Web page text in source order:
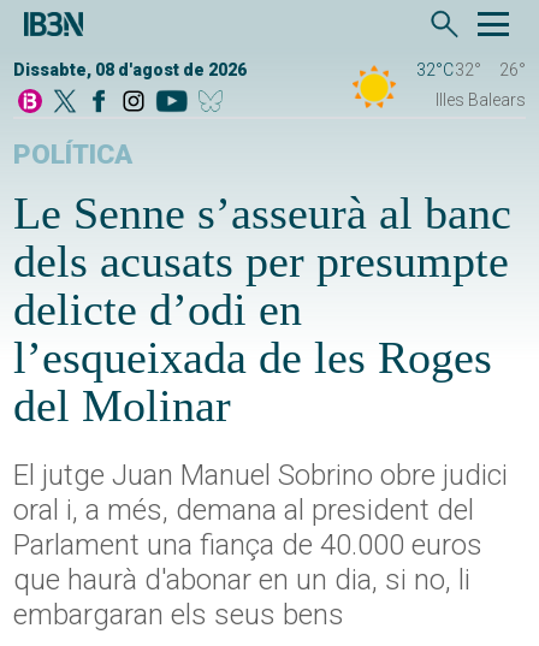
Dissabte, 08 d'agost de 2026 32°C32°
26°
Illes Balears
POLÍTICA
Le Senne s’asseurà al banc
dels acusats per presumpte
delicte d’odi en
l’esqueixada de les Roges
del Molinar
El jutge Juan Manuel Sobrino obre judici
oral i, a més, demana al president del
Parlament una fiança de 40.000 euros
que haurà d'abonar en un dia, si no, li
embargaran els seus bens